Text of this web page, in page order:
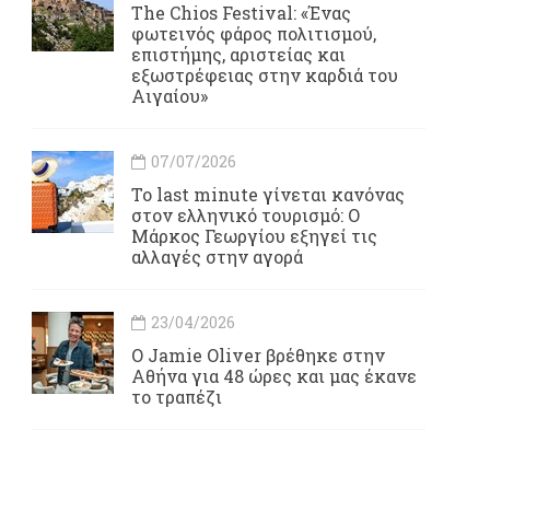
Τhe Chios Festival: «Ένας
φωτεινός φάρος πολιτισμού,
επιστήμης, αριστείας και
εξωστρέφειας στην καρδιά του
Αιγαίου»
07/07/2026
Το last minute γίνεται κανόνας
στον ελληνικό τουρισμό: Ο
Μάρκος Γεωργίου εξηγεί τις
αλλαγές στην αγορά
23/04/2026
Ο Jamie Oliver βρέθηκε στην
Αθήνα για 48 ώρες και μας έκανε
το τραπέζι